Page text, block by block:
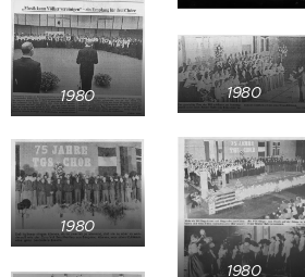
1980 1980
1980
1980